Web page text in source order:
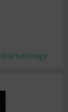
Gerne
Arbeitstage